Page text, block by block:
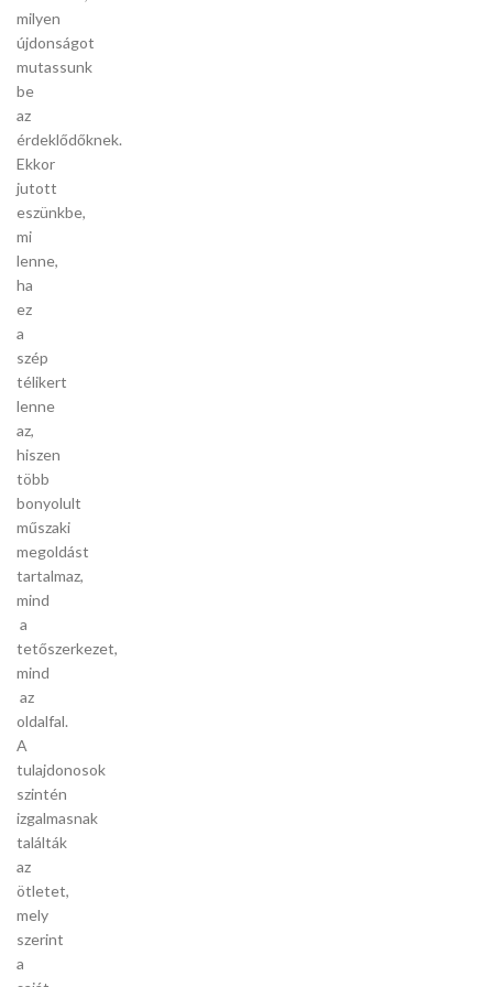
milyen
újdonságot
mutassunk
be
az
érdeklődőknek.
Ekkor
jutott
eszünkbe,
mi
lenne,
ha
ez
a
szép
télikert
lenne
az,
hiszen
több
bonyolult
műszaki
megoldást
tartalmaz,
mind
a
tetőszerkezet,
mind
az
oldalfal.
A
tulajdonosok
szintén
izgalmasnak
találták
az
ötletet,
mely
szerint
a